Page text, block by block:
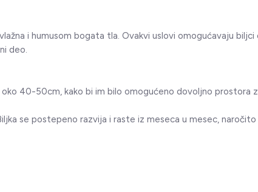
i humusom bogata tla. Ovakvi uslovi omogućavaju biljci
deo.
40-50cm, kako bi im bilo omogućeno dovoljno prostora
se postepeno razvija i raste iz meseca u mesec,